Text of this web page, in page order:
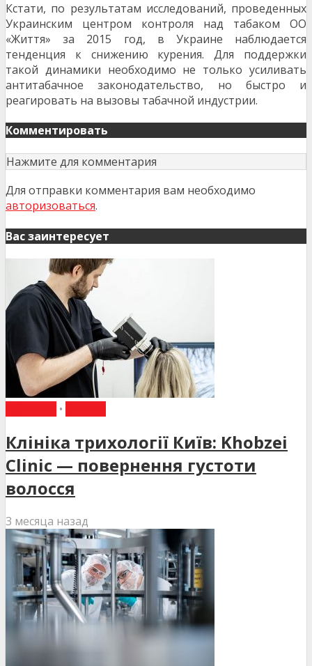
Кстати, по результатам исследований, проведенных
Украинским центром контроля над табаком ОО
«Життя» за 2015 год, в Украине наблюдается
тенденция к снижению курения. Для поддержки
такой динамики необходимо не только усиливать
антитабачное законодательство, но быстро и
реагировать на вызовы табачной индустрии.
Комментировать
Нажмите для комментария
Для отправки комментария вам необходимо
авторизоваться.
Вас заинтересует
•
Клініка трихології Київ: Khobzei
Clinic — повернення густоти
волосся
3 месяца назад